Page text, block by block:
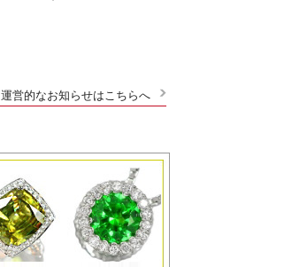
運営的なお知らせはこちらへ